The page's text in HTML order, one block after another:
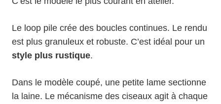
Le loop pile crée des boucles continues. Le rendu
est plus granuleux et robuste. C’est idéal pour un
style plus rustique.
Dans le modèle coupé, une petite lame sectionne
la laine. Le mécanisme des ciseaux agit à chaque